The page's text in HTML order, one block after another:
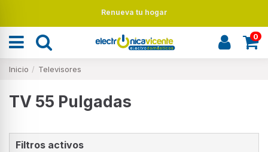
Renueva tu hogar
0
Inicio Televisores
TV 55 Pulgadas
Filtros activos